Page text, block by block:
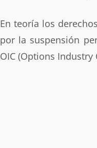
En teoría los
por la suspensión
OIC (Options